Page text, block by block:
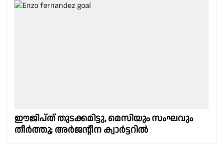
ഈജിപ്ത് തുടക്കമിട്ടു, മെസിയും സംഘവും
തീര്‍ത്തു; അര്‍ജന്റീന ക്വാര്‍ട്ടറില്‍